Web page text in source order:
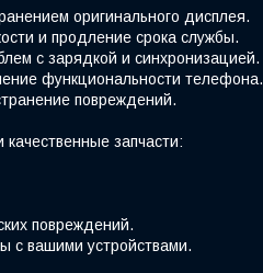
оригинального дисплея.
и продление срока службы.
с зарядкой и синхронизацией.
функциональности телефона.
повреждений.
запчасти:
повреждений.
с вашими устройствами.